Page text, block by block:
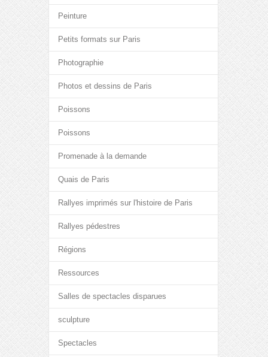
Peinture
Petits formats sur Paris
Photographie
Photos et dessins de Paris
Poissons
Poissons
Promenade à la demande
Quais de Paris
Rallyes imprimés sur l'histoire de Paris
Rallyes pédestres
Régions
Ressources
Salles de spectacles disparues
sculpture
Spectacles